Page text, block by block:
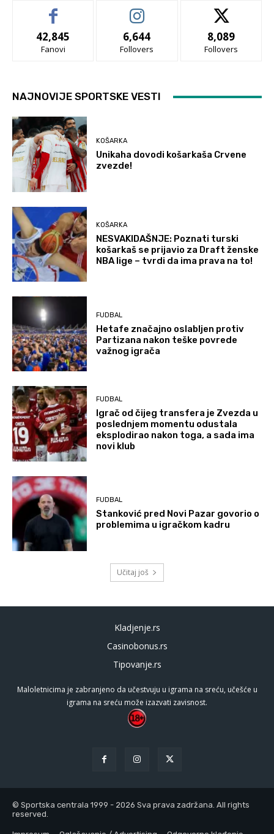
42,845
Fanovi
6,644
Follovers
8,089
Follovers
NAJNOVIJE SPORTSKE VESTI
KOŠARKA
Unikaha dovodi košarkaša Crvene
zvezde!
KOŠARKA
NESVAKIDAŠNJE: Poznati turski
košarkaš se prijavio za Draft ženske
NBA lige – tvrdi da ima prava na to!
FUDBAL
Hetafe značajno oslabljen protiv
Partizana nakon teške povrede
važnog igrača
FUDBAL
Igrač od čijeg transfera je Zvezda u
poslednjem momentu odustala
eksplodirao nakon toga, a sada ima
novi klub
FUDBAL
Stanković pred Novi Pazar govorio o
problemima u igračkom kadru
Učitaj još
Kladjenje.rs
Casinobonus.rs
Tipovanje.rs
Maloletnicima je zabranjeno da učestvuju u igrama na sreću, učešće u
igrama na sreću može izazvati zavisnost.
© Sportska centrala 1999 - 2026 Sva prava zadržana. All rights
reserved.